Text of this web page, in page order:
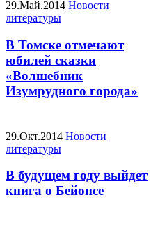
29.Май.2014 Новости
литературы
В Томске отмечают
юбилей сказки
«Волшебник
Изумрудного города»
29.Окт.2014 Новости
литературы
В будущем году выйдет
книга о Бейонсе